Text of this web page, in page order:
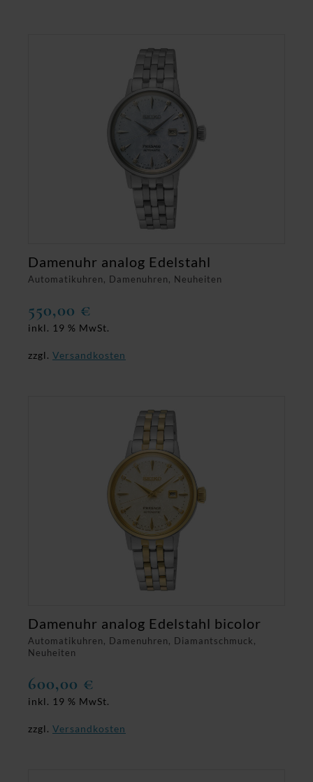
Automatikuhren, Damenuhren, Neuheiten
Damenuhr analog Edelstahl
550,00 €
inkl. 19 % MwSt.
zzgl. Versandkosten
Automatikuhren, Damenuhren, Diamantschmuck,
Neuheiten
Damenuhr analog Edelstahl bicolor
600,00 €
inkl. 19 % MwSt.
zzgl. Versandkosten